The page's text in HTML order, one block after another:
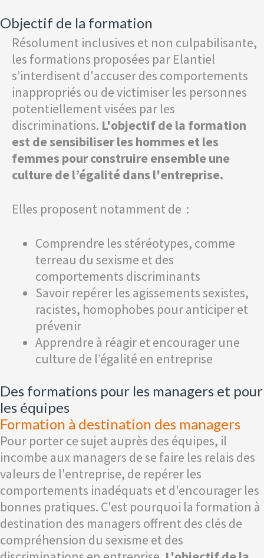
Objectif de la formation
Résolument inclusives et non culpabilisante,
les formations proposées par Elantiel
s’interdisent d'accuser des comportements
inappropriés ou de victimiser les personnes
potentiellement visées par les
discriminations. L'objectif de la formation
est de sensibiliser les hommes et les
femmes pour construire ensemble une
culture de l’égalité dans l'entreprise.
Elles proposent notamment de :
Comprendre les stéréotypes, comme
terreau du sexisme et des
comportements discriminants
Savoir repérer les agissements sexistes,
racistes, homophobes pour anticiper et
prévenir
Apprendre à réagir et encourager une
culture de l’égalité en entreprise
Des formations pour les managers et pour
les équipes
Formation à destination des managers
Pour porter ce sujet auprès des équipes, il
incombe aux managers de se faire les relais des
valeurs de l'entreprise, de repérer les
comportements inadéquats et d'encourager les
bonnes pratiques. C'est pourquoi la formation à
destination des managers offrent des clés de
compréhension du sexisme et des